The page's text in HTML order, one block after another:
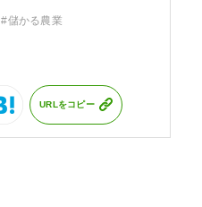
#儲かる農業
URLをコピー